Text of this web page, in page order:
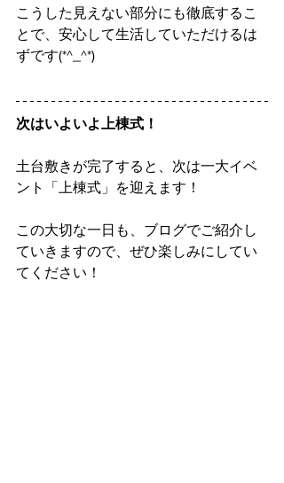
こうした見えない部分にも徹底するこ
とで、安心して生活していただけるは
ずです(*^_^*)
次はいよいよ上棟式！
土台敷きが完了すると、次は一大イベ
ント「上棟式」を迎えます！
この大切な一日も、ブログでご紹介し
ていきますので、ぜひ楽しみにしてい
てください！